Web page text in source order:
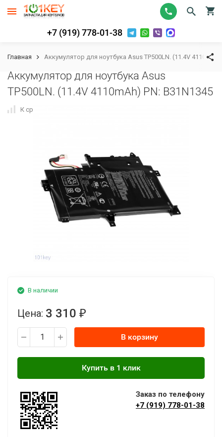
+7 (919) 778-01-38
Главная Аккумулятор для ноутбука Asus TP500LN. (11.4V 4110mAh)
Аккумулятор для ноутбука Asus
TP500LN. (11.4V 4110mAh) PN: B31N1345
К сравнению
В наличии
Цена: 3 310 ₽
В корзину
Заказ по телефону
+7 (919) 778-01-38